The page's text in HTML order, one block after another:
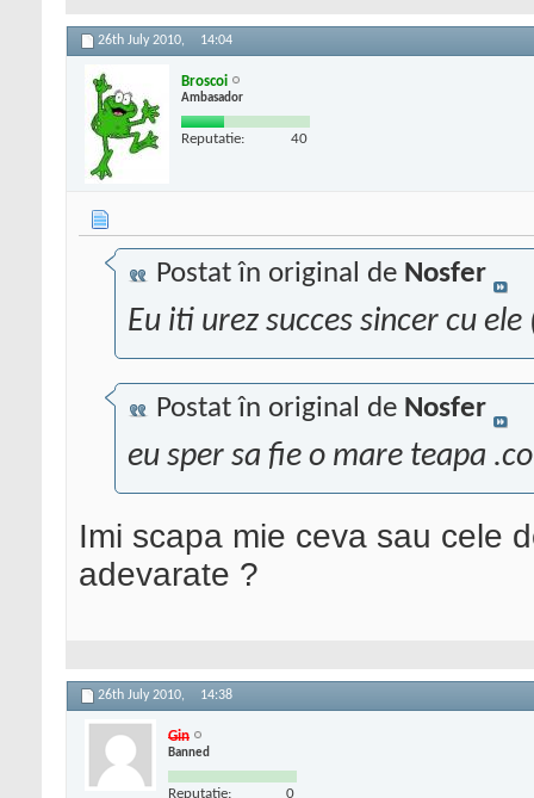
26th July 2010, 14:04
Broscoi
Ambasador
Reputatie: 40
Postat în original de Nosfer
Eu iti urez succes sincer cu
Postat în original de Nosfer
eu sper sa fie o mare teapa
Imi scapa mie ceva sau cele
adevarate ?
26th July 2010, 14:38
Gin
Banned
Reputatie: 0